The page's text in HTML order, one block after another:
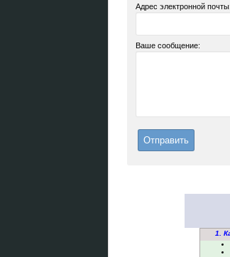
Адрес электронной почты:
Ваше сообщение:
1.